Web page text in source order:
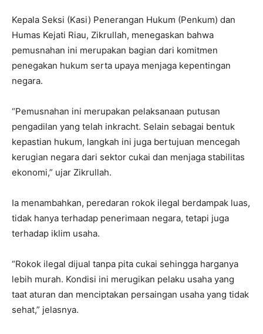
Kepala Seksi (Kasi) Penerangan Hukum (Penkum) dan
Humas Kejati Riau, Zikrullah, menegaskan bahwa
pemusnahan ini merupakan bagian dari komitmen
penegakan hukum serta upaya menjaga kepentingan
negara.
“Pemusnahan ini merupakan pelaksanaan putusan
pengadilan yang telah inkracht. Selain sebagai bentuk
kepastian hukum, langkah ini juga bertujuan mencegah
kerugian negara dari sektor cukai dan menjaga stabilitas
ekonomi,” ujar Zikrullah.
Ia menambahkan, peredaran rokok ilegal berdampak luas,
tidak hanya terhadap penerimaan negara, tetapi juga
terhadap iklim usaha.
“Rokok ilegal dijual tanpa pita cukai sehingga harganya
lebih murah. Kondisi ini merugikan pelaku usaha yang
taat aturan dan menciptakan persaingan usaha yang tidak
sehat,” jelasnya.